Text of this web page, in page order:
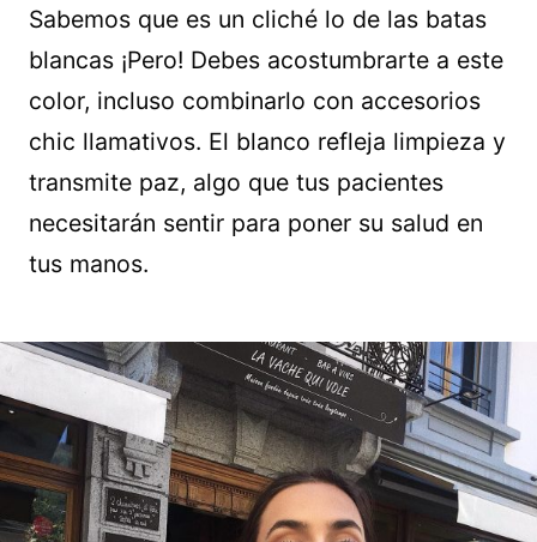
Sabemos que es un cliché lo de las batas
blancas ¡Pero! Debes acostumbrarte a este
color, incluso combinarlo con accesorios
chic llamativos. El blanco refleja limpieza y
transmite paz, algo que tus pacientes
necesitarán sentir para poner su salud en
tus manos.